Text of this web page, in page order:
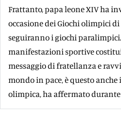
Frattanto, papa leone XIV ha
occasione dei Giochi olimpici
seguiranno i giochi
manifestazioni sportive
messaggio di fratellanza e
mondo in pace, è questo
olimpica, ha affermato